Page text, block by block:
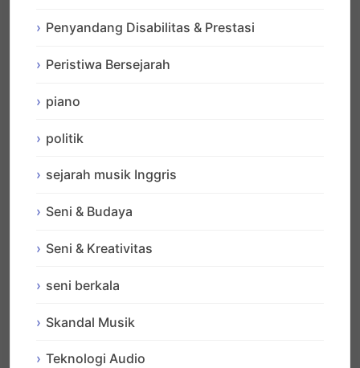
Penyandang Disabilitas & Prestasi
Peristiwa Bersejarah
piano
politik
sejarah musik Inggris
Seni & Budaya
Seni & Kreativitas
seni berkala
Skandal Musik
Teknologi Audio